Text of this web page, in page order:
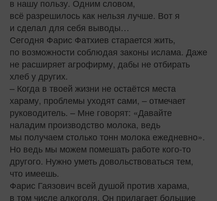
в нашу пользу. Одним словом,
всё разрешилось как нельзя лучше. Вот я
и сделал для себя выводы…
Сегодня Фарис Фатхиев старается жить,
по возможности соблюдая законы ислама. Даже
не расширяет агрофирму, дабы не отбирать
хлеб у других.
– Когда в твоей жизни не остаётся места
хараму, проблемы уходят сами, – отмечает
руководитель. – Мне говорят: «Давайте
наладим производство молока, ведь
мы получаем столько тонн молока ежедневно».
Но ведь мы можем помешать работе кого‑то
другого. Нужно уметь довольствоваться тем,
что имеешь.
Фарис Гаязович всей душой против харама,
в том числе алкоголя. Он прилагает большие